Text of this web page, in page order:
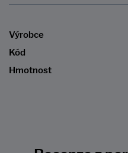
Výrobce
Kód
Hmotnost